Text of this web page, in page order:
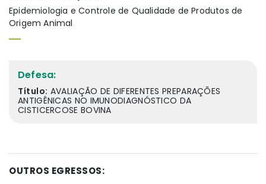
Epidemiologia e Controle de Qualidade de Produtos de
Origem Animal
Defesa:
Título: AVALIAÇÃO DE DIFERENTES PREPARAÇÕES
ANTIGÊNICAS NO IMUNODIAGNÓSTICO DA
CISTICERCOSE BOVINA
OUTROS EGRESSOS: